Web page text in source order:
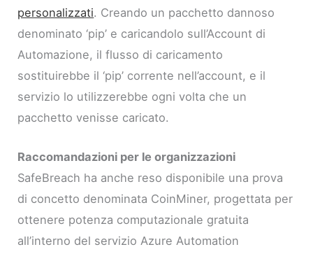
personalizzati. Creando un pacchetto dannoso
denominato ‘pip’ e caricandolo sull’Account di
Automazione, il flusso di caricamento
sostituirebbe il ‘pip’ corrente nell’account, e il
servizio lo utilizzerebbe ogni volta che un
pacchetto venisse caricato.
Raccomandazioni per le organizzazioni
SafeBreach ha anche reso disponibile una prova
di concetto denominata CoinMiner, progettata per
ottenere potenza computazionale gratuita
all’interno del servizio Azure Automation